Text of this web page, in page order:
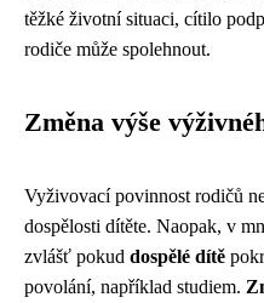
těžké životní situaci, cítilo
rodiče může spolehnout.
Změna výše
Vyživovací povinnost rodičů
dospělosti dítěte. Naopak, v
zvlášť pokud dospělé dítě
povolání, například studiem.